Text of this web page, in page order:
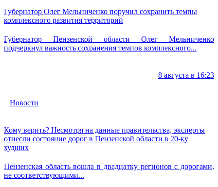
Губернатор Олег Мельниченко поручил сохранить темпы
комплексного развития территорий
Губернатор Пензенской области Олег Мельниченко
подчеркнул важность сохранения темпов комплексного...
8 августа в 16:23
Новости
Кому верить? Несмотря на данные правительства, эксперты
отнесли состояние дорог в Пензенской области в 20-ку
худших
Пензенская область вошла в двадцатку регионов с дорогами,
не соответствующими...